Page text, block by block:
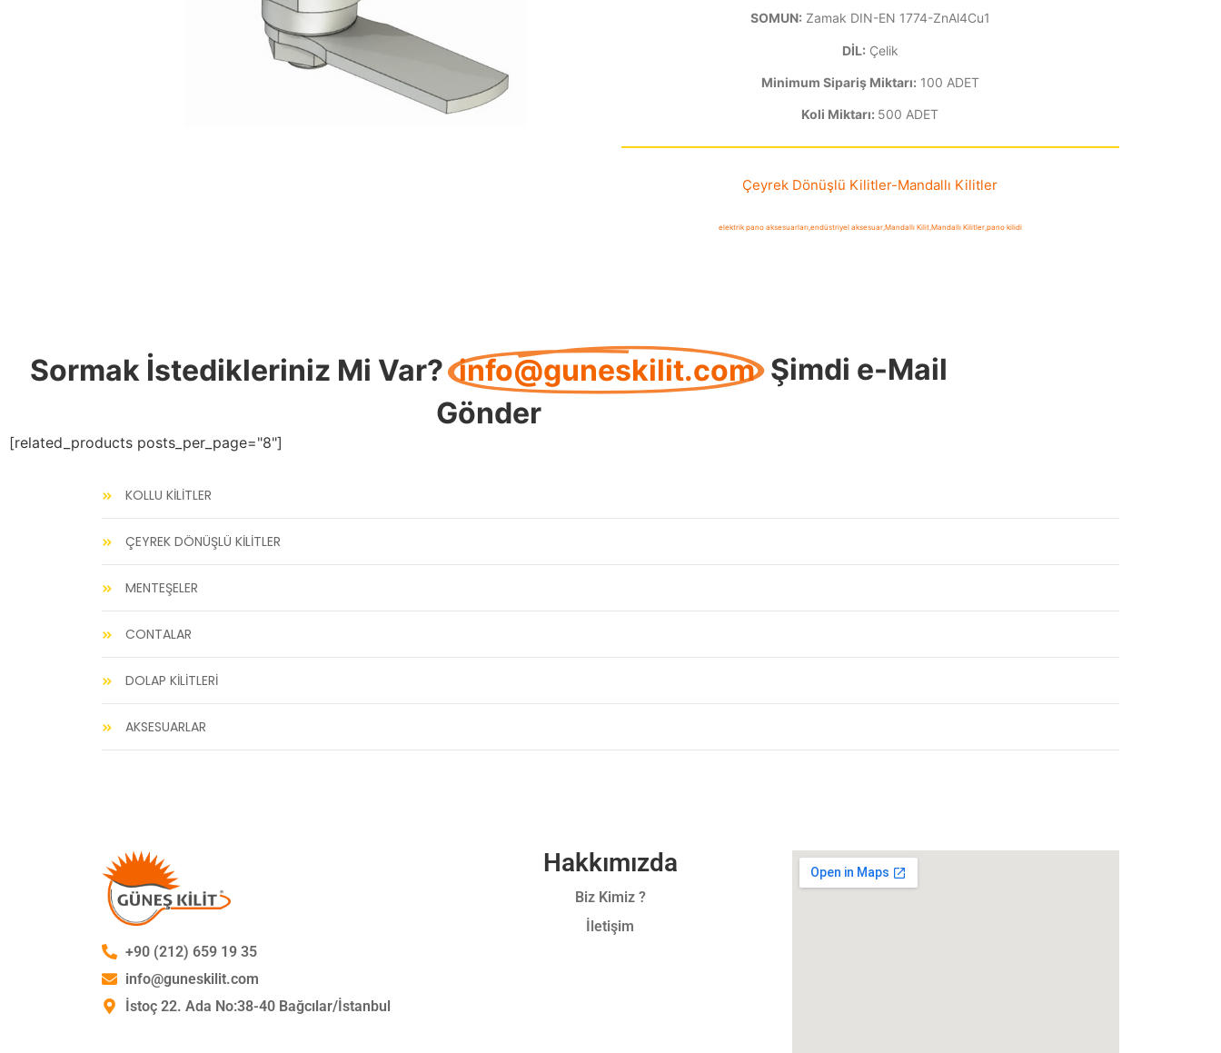
SOMUN: Zamak DIN-EN 1774-ZnAl4Cu1
DİL: Çelik
Minimum Sipariş Miktarı: 100 ADET
Koli Miktarı: 500 ADET
Çeyrek Dönüşlü Kilitler-Mandallı Kilitler
elektrik pano aksesuarları, endüstriyel aksesuar, Mandallı Kilit, Mandallı Kilitler, pano kilidi
Sormak İstedikleriniz Mi Var? info@guneskilit.com Şimdi e-Mail
Gönder
[related_products posts_per_page="8"]
KOLLU KİLİTLER
ÇEYREK DÖNÜŞLÜ KİLİTLER
MENTEŞELER
CONTALAR
DOLAP KİLİTLERİ
AKSESUARLAR
+90 (212) 659 19 35
info@guneskilit.com
İstoç 22. Ada No:38-40 Bağcılar/İstanbul
Hakkımızda
Biz Kimiz ?
İletişim